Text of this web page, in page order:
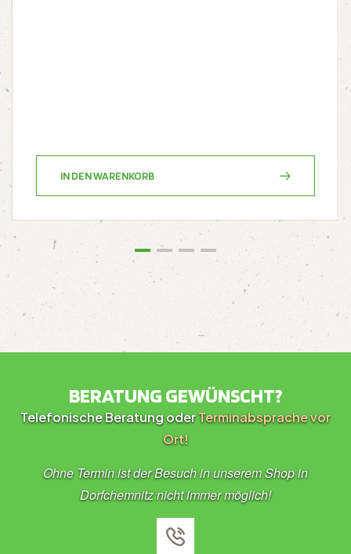
IN DEN WARENKORB
BERATUNG GEWÜNSCHT?
Telefonische Beratung oderTerminabsprache vor
Ort!
Ohne Termin ist der Besuch in unserem Shop in
Dorfchemnitz nicht immer möglich!